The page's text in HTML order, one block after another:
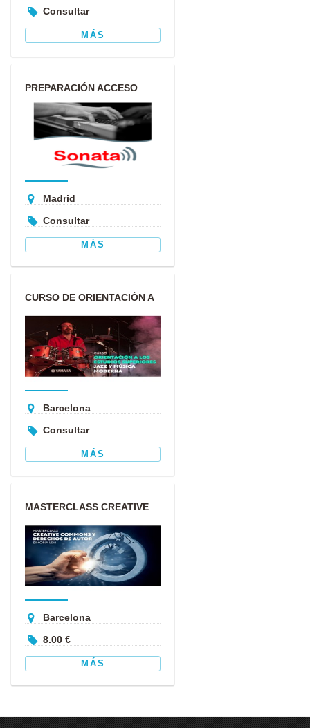
Consultar
MÁS
PREPARACIÓN ACCESO
CONSERVATORIO Y ABRSM
Madrid
Consultar
MÁS
CURSO DE ORIENTACIÓN A
LOS ESTUDIOS
SUPERIORES DE...
Barcelona
Consultar
MÁS
MASTERCLASS CREATIVE
COMMONS Y DERECHOS DE
AUTOR
Barcelona
8.00 €
MÁS